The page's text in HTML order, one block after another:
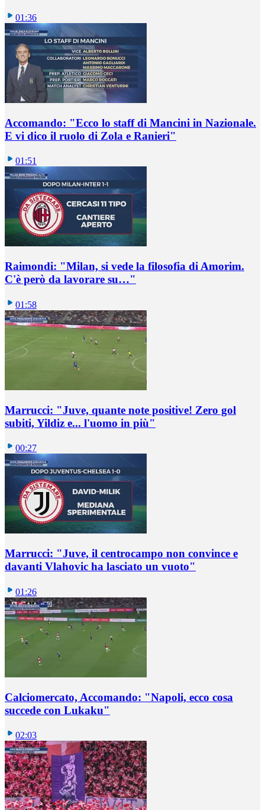
01:36
Accomando: "Ecco lo staff di Mancini in Nazionale.
E vi dico il ruolo di Zola e Ranieri"
01:51
Raimondi: "Milan, si vede la filosofia di Amorim.
C'è però da lavorare su…"
01:58
Marrucci: "Juve, quante note positive! Zero gol
subiti, Yildiz e... l'uomo in più"
00:27
Marrucci: "Juve, il centrocampo non convince e
davanti Vlahovic ha lasciato un vuoto"
01:26
Calciomercato, Accomando: "Napoli, ecco cosa
succede con Lukaku"
02:03